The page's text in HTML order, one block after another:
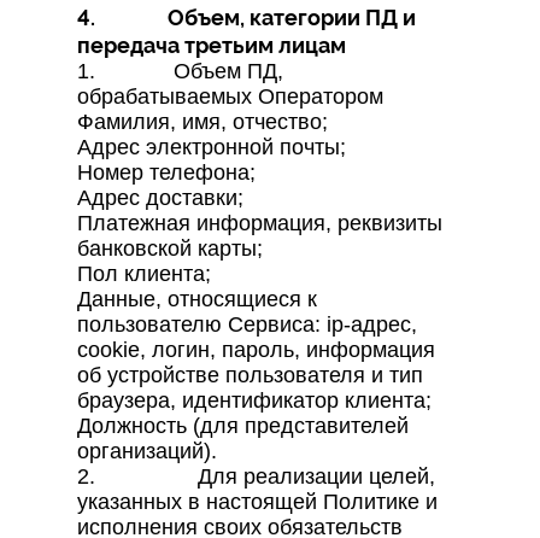
4. Объем, категории ПД и
передача третьим лицам
1. Объем ПД,
обрабатываемых Оператором
Фамилия, имя, отчество;
Адрес электронной почты;
Номер телефона;
Адрес доставки;
Платежная информация, реквизиты
банковской карты;
Пол клиента;
Данные, относящиеся к
пользователю Сервиса: ip-адрес,
cookie, логин, пароль, информация
об устройстве пользователя и тип
браузера, идентификатор клиента;
Должность (для представителей
организаций).
2. Для реализации целей,
указанных в настоящей Политике и
исполнения своих обязательств